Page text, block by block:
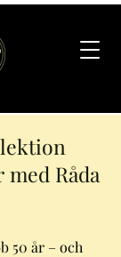
med Råda
50 år – och